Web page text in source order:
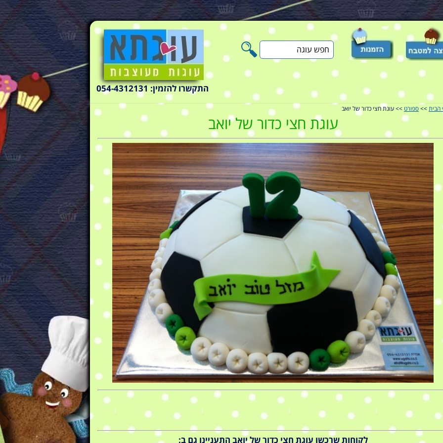
התקשרו להזמין: 054-4312131
חפש
עוגה
הבית >> ספורט >> עוגת חצי כדור של יואב
עוגת חצי כדור של יואב
לקוחות שרכשו עוגת חצי כדור של יואב התעניינו גם ב: